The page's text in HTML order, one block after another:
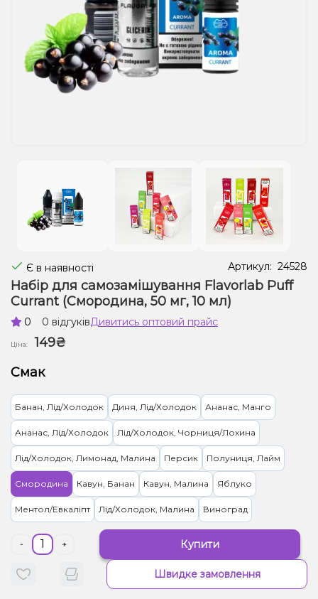
Рідини для електронних сигарет
Подарункові набори
Уцінка
Є в наявності Артикул: 24528
Набір для самозамішування Flavorlab Puff
Currant (Смородина, 50 мг, 10 мл)
0 0 відгуківДивитись оптовий прайс
Ціна:
149₴
Смак
Банан, Лід/Холодок Диня, Лід/Холодок Ананас, Манго
Ананас, Лід/Холодок Лід/Холодок, Чорниця/Лохина
Лід/Холодок, Лимонад, Малина Персик Полуниця, Лайм
Смородина Кавун, Банан Кавун, Малина Яблуко
Ментол/Евкаліпт Лід/Холодок, Малина Виноград
- + Купити
Швидке замовлення